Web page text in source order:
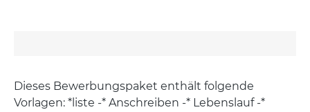
Dieses Bewerbungspaket enthält folgende
Vorlagen: *liste -* Anschreiben -* Lebenslauf -*